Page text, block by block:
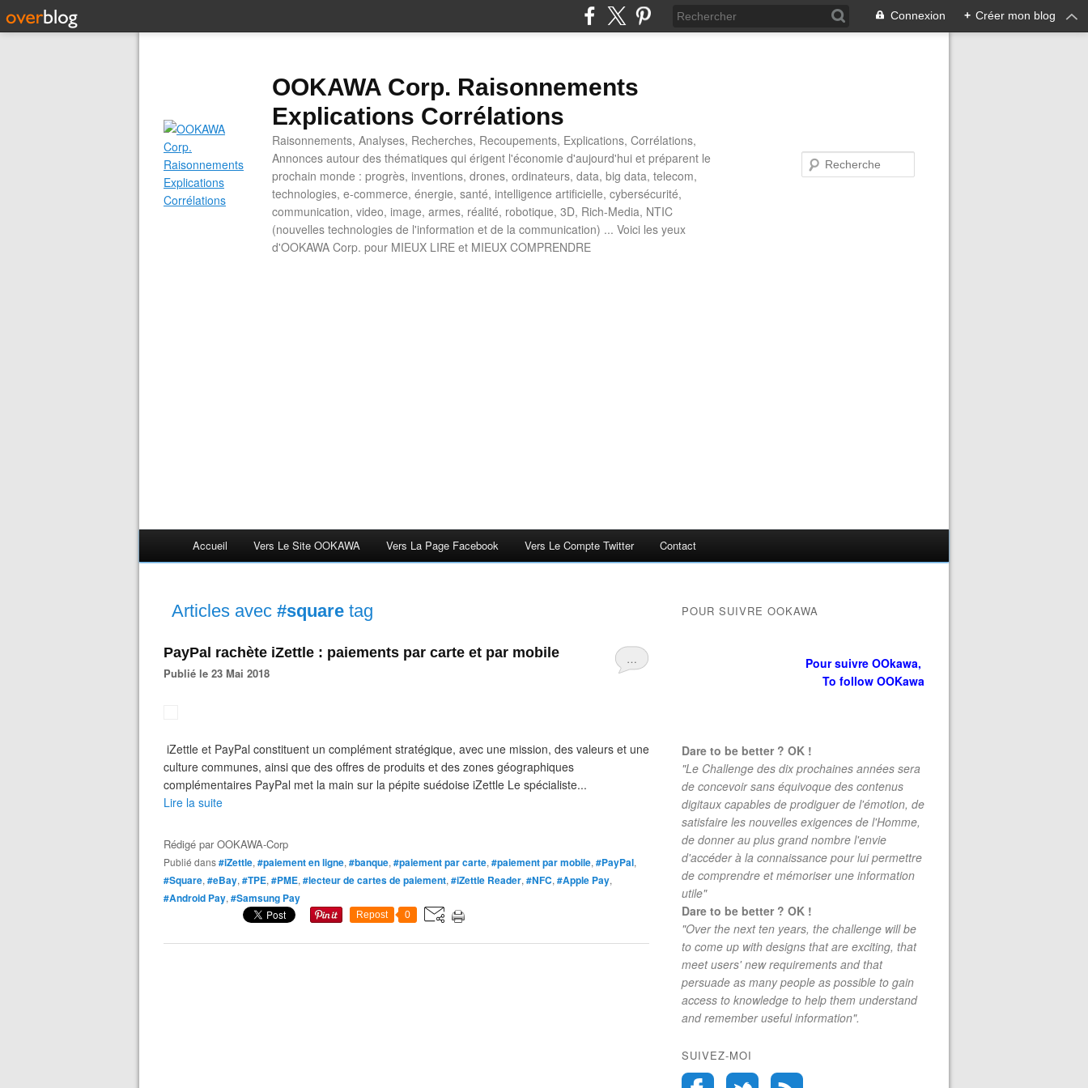
Connexion + Créer mon blog
OOKAWA Corp. Raisonnements
Explications Corrélations
Raisonnements, Analyses, Recherches, Recoupements, Explications, Corrélations,
Annonces autour des thématiques qui érigent l'économie d'aujourd'hui et préparent le
prochain monde : progrès, inventions, drones, ordinateurs, data, big data, telecom,
technologies, e-commerce, énergie, santé, intelligence artificielle, cybersécurité,
communication, video, image, armes, réalité, robotique, 3D, Rich-Media, NTIC
(nouvelles technologies de l'information et de la communication) ... Voici les yeux
d'OOKAWA Corp. pour MIEUX LIRE et MIEUX COMPRENDRE
Accueil Vers Le Site OOKAWA Vers La Page Facebook Vers Le Compte Twitter Contact
Articles avec #square tag
…
PayPal rachète iZettle : paiements par carte et par mobile
Publié le 23 Mai 2018
iZettle et PayPal constituent un complément stratégique, avec une mission, des valeurs et une
culture communes, ainsi que des offres de produits et des zones géographiques
complémentaires PayPal met la main sur la pépite suédoise iZettle Le spécialiste...
Lire la suite
Rédigé parOOKAWA-Corp
Publié dans#iZettle, #paiement en ligne, #banque, #paiement par carte, #paiement par mobile, #PayPal,
#Square, #eBay, #TPE, #PME, #lecteur de cartes de paiement, #iZettle Reader, #NFC, #Apple Pay,
#Android Pay, #Samsung Pay
Repost 0
POUR SUIVRE OOKAWA
Pour suivre OOkawa,
To follow OOKawa
Dare to be better ? OK !
"Le Challenge des dix prochaines années sera
de concevoir sans équivoque des contenus
digitaux capables de prodiguer de l'émotion, de
satisfaire les nouvelles exigences de l'Homme,
de donner au plus grand nombre l'envie
d'accéder à la connaissance pour lui permettre
de comprendre et mémoriser une information
utile"
Dare to be better ? OK !
"Over the next ten years, the challenge will be
to come up with designs that are exciting, that
meet users' new requirements and that
persuade as many people as possible to gain
access to knowledge to help them understand
and remember useful information".
SUIVEZ-MOI